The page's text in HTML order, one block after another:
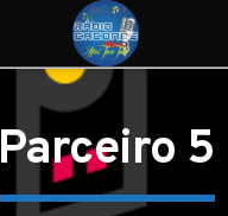
RCW
Aqui Toca Tudo!
Parceiro 5